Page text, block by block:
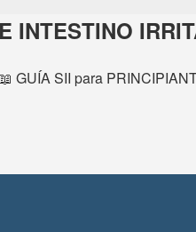
INTESTINO
📖 GUÍA SII para